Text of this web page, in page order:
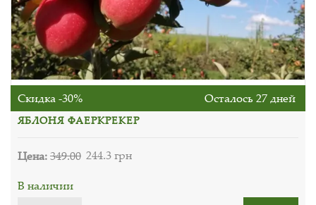
Скидка -30% Осталось 27 дней
ЯБЛОНЯ ФАЕРКРЕКЕР
Цена:349.00 244.3 грн
В наличии